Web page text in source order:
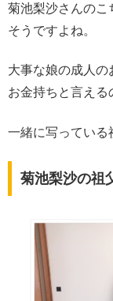
菊池梨沙さんのこ
そうですよね。
大事な娘の成人の
お金持ちと言える
一緒に写っている
菊池梨沙の祖